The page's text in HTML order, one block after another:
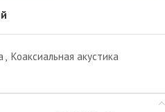
, Коаксиальная акустика